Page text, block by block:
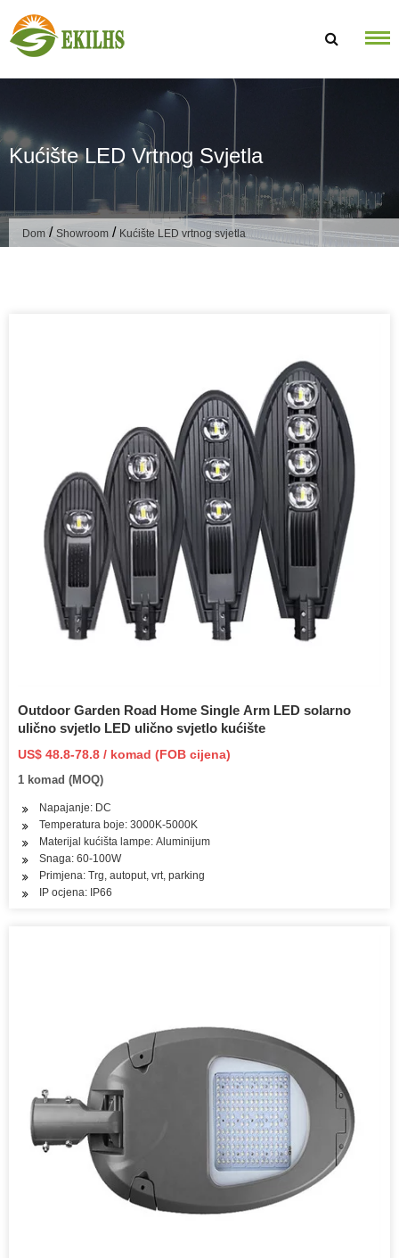
Kućište LED Vrtnog Svjetla
Dom / Showroom / Kućište LED vrtnog svjetla
Outdoor Garden Road Home Single Arm LED solarno
ulično svjetlo LED ulično svjetlo kućište
US$ 48.8-78.8 / komad (FOB cijena)
1 komad (MOQ)
Napajanje: DC
Temperatura boje: 3000K-5000K
Materijal kućišta lampe: Aluminijum
Snaga: 60-100W
Primjena: Trg, autoput, vrt, parking
IP ocjena: IP66